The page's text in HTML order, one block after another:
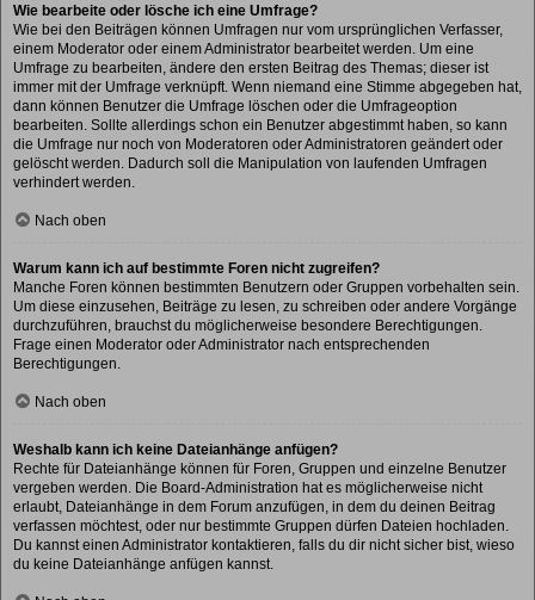
Wie bearbeite oder lösche ich eine Umfrage?
Wie bei den Beiträgen können Umfragen nur vom ursprünglichen Verfasser,
einem Moderator oder einem Administrator bearbeitet werden. Um eine
Umfrage zu bearbeiten, ändere den ersten Beitrag des Themas; dieser ist
immer mit der Umfrage verknüpft. Wenn niemand eine Stimme abgegeben hat,
dann können Benutzer die Umfrage löschen oder die Umfrageoption
bearbeiten. Sollte allerdings schon ein Benutzer abgestimmt haben, so kann
die Umfrage nur noch von Moderatoren oder Administratoren geändert oder
gelöscht werden. Dadurch soll die Manipulation von laufenden Umfragen
verhindert werden.
Nach oben
Warum kann ich auf bestimmte Foren nicht zugreifen?
Manche Foren können bestimmten Benutzern oder Gruppen vorbehalten sein.
Um diese einzusehen, Beiträge zu lesen, zu schreiben oder andere Vorgänge
durchzuführen, brauchst du möglicherweise besondere Berechtigungen.
Frage einen Moderator oder Administrator nach entsprechenden
Berechtigungen.
Nach oben
Weshalb kann ich keine Dateianhänge anfügen?
Rechte für Dateianhänge können für Foren, Gruppen und einzelne Benutzer
vergeben werden. Die Board-Administration hat es möglicherweise nicht
erlaubt, Dateianhänge in dem Forum anzufügen, in dem du deinen Beitrag
verfassen möchtest, oder nur bestimmte Gruppen dürfen Dateien hochladen.
Du kannst einen Administrator kontaktieren, falls du dir nicht sicher bist, wieso
du keine Dateianhänge anfügen kannst.